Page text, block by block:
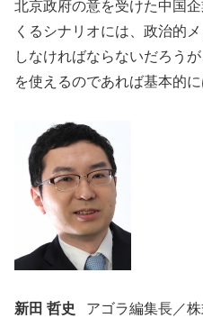
北京政府の意を受けた中国
くるシナリオには、政治的
しなければならないだろう
を使えるのであれば基本的に
新田 哲史
アゴラ編集長／